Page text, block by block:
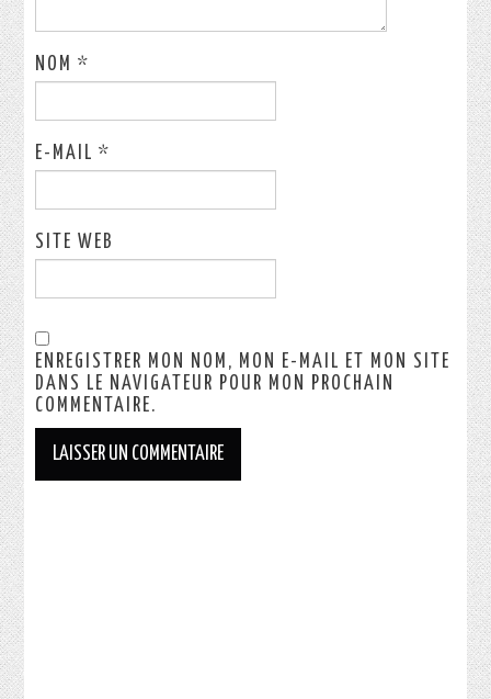
NOM*
E-MAIL*
SITE WEB
ENREGISTRER MON NOM, MON E-MAIL ET MON SITE
DANS LE NAVIGATEUR POUR MON PROCHAIN
COMMENTAIRE.